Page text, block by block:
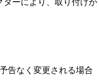
告なく変更される場合